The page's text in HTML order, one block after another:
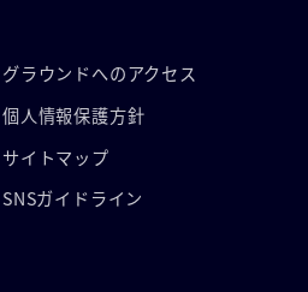
グラウンドへのアクセス
個人情報保護方針
サイトマップ
SNSガイドライン